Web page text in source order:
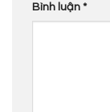
Bình luận *